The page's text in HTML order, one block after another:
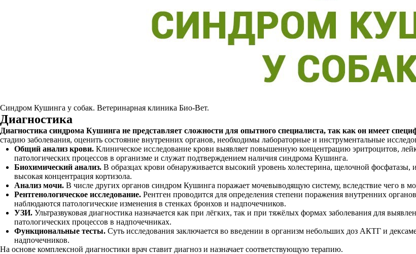
Синдром Кушинга у собак. Ветеринарная клиника Био-Вет.
Диагностика
Диагностика синдрома Кушинга не представляет сложности для опытного специалиста, так как он имеет
стадию заболевания, оценить состояние внутренних органов, необходимы лабораторные и инструментальные
Общий анализ крови. Клиническое исследование крови выявляет повышенную концентрацию эритроцитов,
патологических процессов в организме и служат подтверждением наличия синдрома Кушинга.
Биохимический анализ. В образцах крови обнаруживается высокий уровень холестерина, щелочной
высокая концентрация кортизола.
Анализ мочи. В числе других органов синдром Кушинга поражает мочевыводящую систему, вследствие чего в
Рентгенологическое исследование. Рентген проводится для определения степени поражения внутренних
наблюдаются патологические изменения в стенках бронхов и надпочечников.
УЗИ. Ультразвуковая диагностика назначается как при лёгких, так и при тяжёлых формах заболевания для
патологических процессов в надпочечниках.
Функциональные тесты. Суть исследования заключается во введении в организм небольших доз АКТГ и
надпочечников.
На основе комплексной диагностики врач ставит диагноз и назначает соответствующую терапию.